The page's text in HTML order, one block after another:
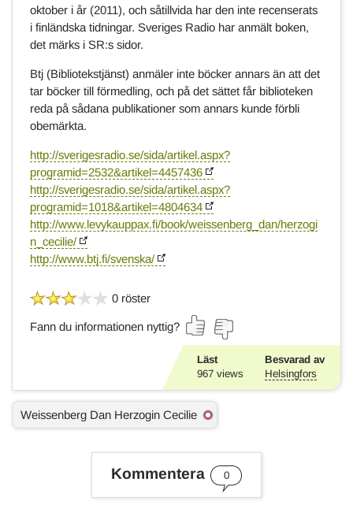
oktober i år (2011), och såtillvida har den inte recenserats
i finländska tidningar. Sveriges Radio har anmält boken,
det märks i SR:s sidor.
Btj (Bibliotekstjänst) anmäler inte böcker annars än att det
tar böcker till förmedling, och på det sättet får biblioteken
reda på sådana publikationer som annars kunde förbli
obemärkta.
http://sverigesradio.se/sida/artikel.aspx?
programid=2532&artikel=4457436
http://sverigesradio.se/sida/artikel.aspx?
programid=1018&artikel=4804634
http://www.levykauppax.fi/book/weissenberg_dan/herzogi
n_cecilie/
http://www.btj.fi/svenska/
0 röster
Fann du informationen nyttig?
Läst
967 views
Besvarad av
Helsingfors
Ä
m
Weissenberg Dan Herzogin Cecilie
Kommentera 0